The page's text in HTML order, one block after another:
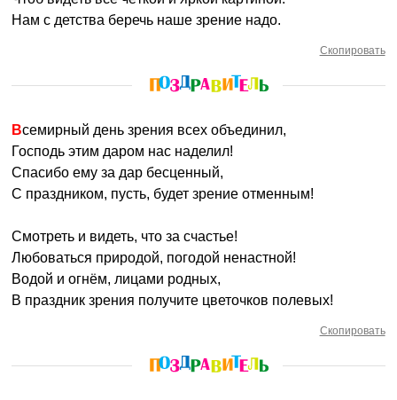
Нам с детства беречь наше зрение надо.
Скопировать
Всемирный день зрения всех объединил,
Господь этим даром нас наделил!
Спасибо ему за дар бесценный,
С праздником, пусть, будет зрение отменным!
Смотреть и видеть, что за счастье!
Любоваться природой, погодой ненастной!
Водой и огнём, лицами родных,
В праздник зрения получите цветочков полевых!
Скопировать